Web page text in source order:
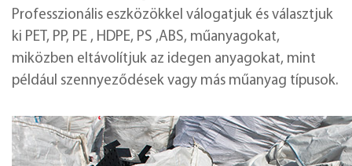
Professzionális eszközökkel válogatjuk és választjuk
ki PET, PP, PE , HDPE, PS ,ABS, műanyagokat,
miközben eltávolítjuk az idegen anyagokat, mint
például szennyeződések vagy más műanyag típusok.